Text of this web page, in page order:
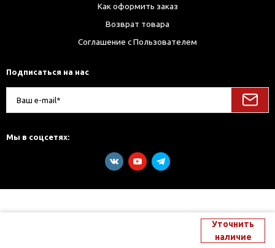
Уточнить
наличие
Как оформить заказ
Возврат товара
Соглашение с Пользователем
Подписаться на нас
Мы в соцсетях: